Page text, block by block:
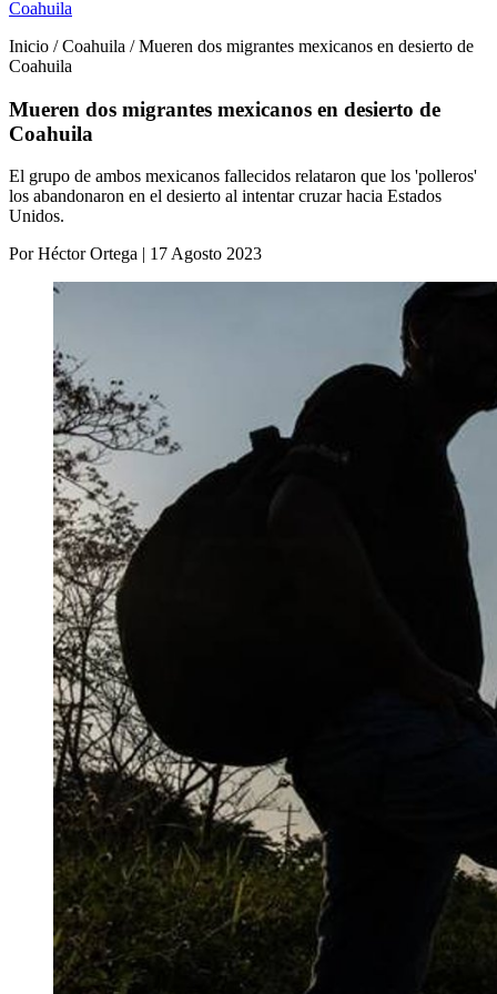
Coahuila
Inicio / Coahuila / Mueren dos migrantes mexicanos en desierto de
Coahuila
Mueren dos migrantes mexicanos en desierto de
Coahuila
El grupo de ambos mexicanos fallecidos relataron que los 'polleros'
los abandonaron en el desierto al intentar cruzar hacia Estados
Unidos.
Por Héctor Ortega | 17 Agosto 2023